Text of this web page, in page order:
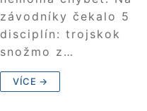
závodníky čekalo 5
disciplín: trojskok
snožmo z…
VÍCE →